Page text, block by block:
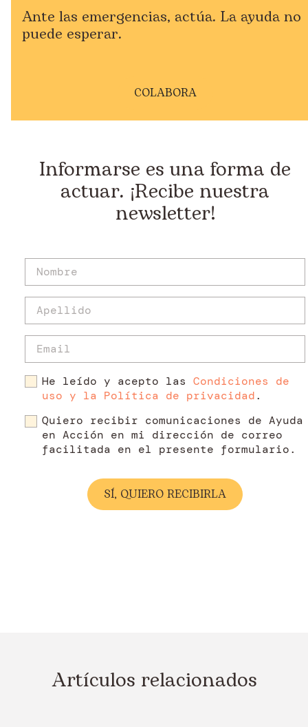
Ante las emergencias, actúa. La ayuda no
puede esperar.
COLABORA
Informarse es una forma de
actuar. ¡Recibe nuestra
newsletter!
He leído y acepto las Condiciones de
uso y la Política de privacidad.
Quiero recibir comunicaciones de Ayuda
en Acción en mi dirección de correo
facilitada en el presente formulario.
Artículos relacionados